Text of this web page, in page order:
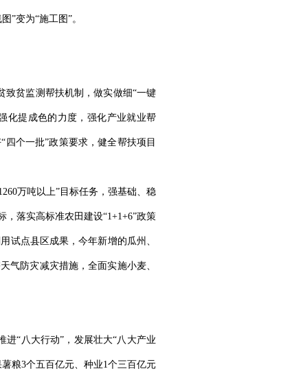
”变为“施工图”。
致贫监测帮扶机制，做实做细“一键
化提成色的力度，强化产业就业帮
个一批”政策要求，健全帮扶项目
万吨以上”目标任务，强基础、稳
落实高标准农田建设“1+1+6”政策
试点县区成果，今年新增的瓜州、
气防灾减灾措施，全面实施小麦、
“八大行动”，发展壮大“八大产业
粮3个五百亿元、种业1个三百亿元